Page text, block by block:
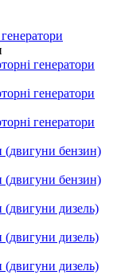
генератори
генератори
генератори
(двигуни бензин)
(двигуни бензин)
(двигуни дизель)
(двигуни дизель)
(двигуни дизель)